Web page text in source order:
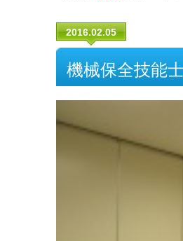
2016.02.05
機械保全技能